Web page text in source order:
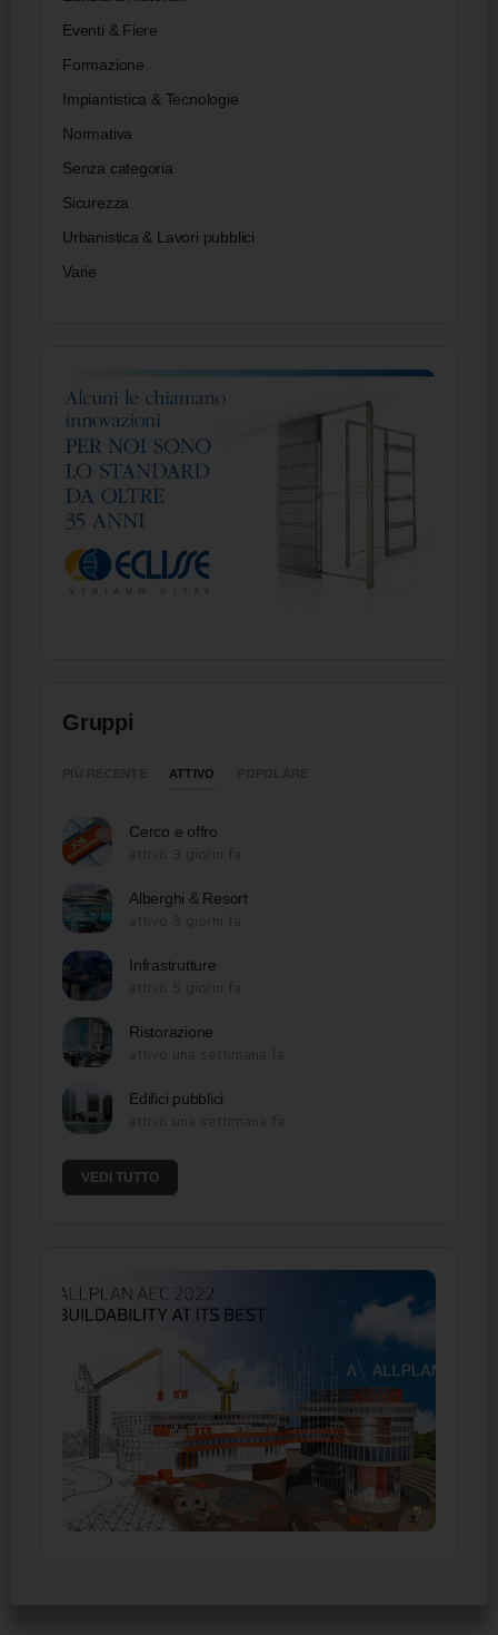
Eventi & Fiere
Formazione
Impiantistica & Tecnologie
Normativa
Senza categoria
Sicurezza
Urbanistica & Lavori pubblici
Varie
Gruppi
ATTIVO
Cerco e offro
Alberghi & Resort
Infrastrutture
Ristorazione
Edifici pubblici
VEDI TUTTO